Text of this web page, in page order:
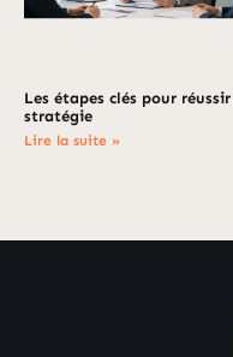
Les étapes clés pour
stratégie
Lire la suite »